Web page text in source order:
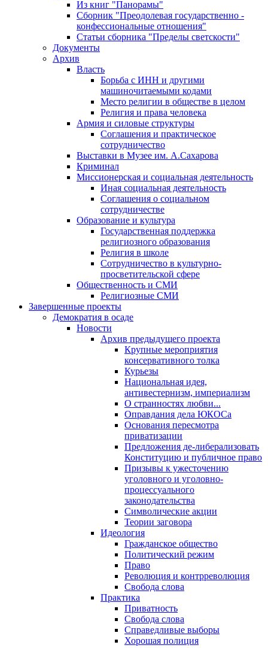
Из книг "Панорамы"
Сборник "Преодолевая государственно -
конфессиональные отношения"
Статьи сборника "Пределы светскости"
Документы
Архив
Власть
Борьба с ИНН и другими
машиночитаемыми кодами
Место религии в обществе в целом
Религия и права человека
Армия и силовые структуры
Соглашения и практическое
сотрудничество
Выставки в Музее им. А.Сахарова
Криминал
Миссионерская и социальная деятельность
Иная социальная деятельность
Соглашения о социальном
сотрудничестве
Образование и культура
Государственная поддержка
религиозного образования
Религия в школе
Сотрудничество в культурно-
просветительской сфере
Общественность и СМИ
Религиозные СМИ
Завершенные проекты
Демократия в осаде
Новости
Архив предыдущего проекта
Крупные мероприятия
консервативного толка
Курьезы
Национальная идея,
антивестернизм, империализм
О странностях любви...
Оправдания дела ЮКОСа
Основания пересмотра
приватизации
Предложения де-либерализовать
Конституцию и публичное право
Призывы к ужесточению
уголовного и уголовно-
процессуального
законодательства
Символические акции
Теории заговора
Идеология
Гражданское общество
Политический режим
Право
Революция и контрреволюция
Свобода слова
Практика
Приватность
Свобода слова
Справедливые выборы
Хорошая полиция